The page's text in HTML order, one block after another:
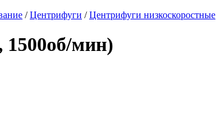
/Центрифуги /Центрифуги низкоскоростные
мин)